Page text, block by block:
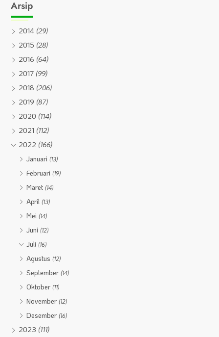
Arsip
2014 (29)
2015 (28)
2016 (64)
2017 (99)
2018 (206)
2019 (87)
2020 (114)
2021 (112)
2022 (166)
Januari(13)
Februari(19)
Maret(14)
April(13)
Mei(14)
Juni(12)
Juli(16)
Agustus(12)
September(14)
Oktober(11)
November(12)
Desember(16)
2023 (111)